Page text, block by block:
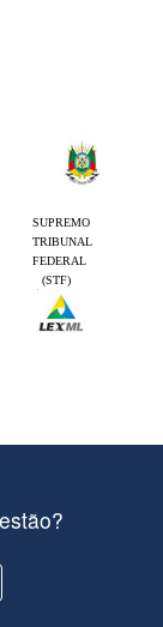
SUPREMO
TRIBUNAL
FEDERAL
(STF)